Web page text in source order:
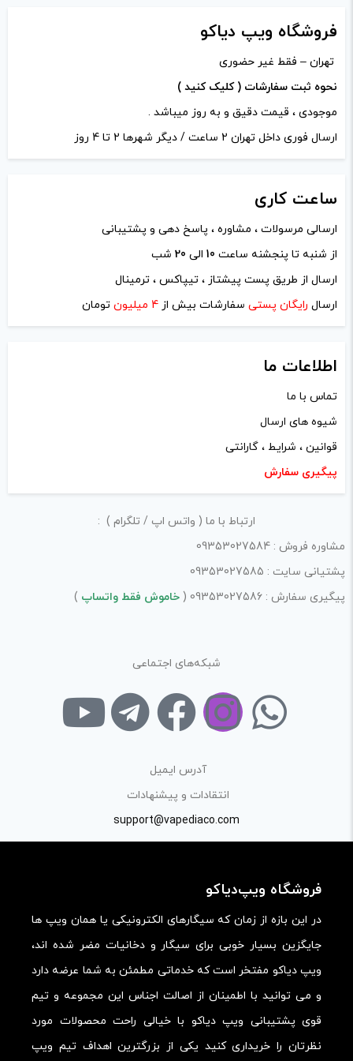
دراز مدت سلامتی مهم تر هست
طراحی بسیار جالبی داره و برای کسی که بخواد
قلیان رو ترک کنه یک جایگزین عالیه
پاسخ
سلام اقای کریمی ممنون از نظرتون
نشانی ایمیل شما منتشر نخواهد شد.
علامت‌گذاری شده‌اند
امتیاز شما
دیدگاه شما*
ذخیره نام، ایمیل و وبسایت من در مرورگر برای زمانی که دوباره
دیدگاهی می‌نویسم.
خودتان مثل شماره تماس، ایمیل و آی‌دی شبکه‌های اجتماعی
فروشگاه ویپ دیاکو
تهران – فقط غیر حضوری
نحوه ثبت سفارشات ( کلیک کنید )
موجودی ، قیمت دقیق و به روز میباشد .
ارسال فوری داخل تهران 2 ساعت / دیگر شهرها 2 تا 4 روز
ساعت کاری
ارسالی مرسولات ، مشاوره ، پاسخ دهی و پشتیبانی
از شنبه تا پنجشنه ساعت 10 الی 20 شب
ارسال از طریق پست پیشتاز ، تیپاکس ، ترمینال
ارسال رایگان پستی سفارشات بیش از 4 میلیون تومان
اطلاعات ما
تماس با ما
شیوه های ارسال
قوانین ، شرایط ، گارانتی
پیگیری سفارش
ارتباط با ما ( واتس اپ / تلگرام ) :
مشاوره فروش : 09353027584
پشتیانی سایت : 09353027585
پیگیری سفارش : 09353027586 (
خاموش فقط واتساپ )
شبکه‌های اجتماعی
آدرس ایمیل
انتقادات و پیشنهادات
support@vapediaco.com
فروشگاه ویپ‌دیاکو
در این بازه از زمان که سیگارهای الکترونیکی یا همان ویپ ها
جایگزین بسیار خوبی برای سیگار و دخانیات مضر شده اند،
ویپ دیاکو مفتخر است که خدماتی مطمئن به شما عرضه دارد
و می توانید با اطمینان از اصالت اجناس این مجموعه و تیم
قوی پشتیبانی ویپ دیاکو با خیالی راحت محصولات مورد
نظرتان را خریداری کنید یکی از بزرگترین اهداف تیم ویپ